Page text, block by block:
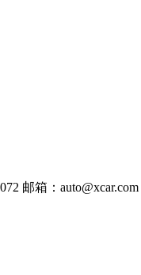
邮箱： auto@xcar.com